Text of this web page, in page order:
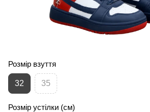
Розмір взуття
32 35
Розмір устілки (см)